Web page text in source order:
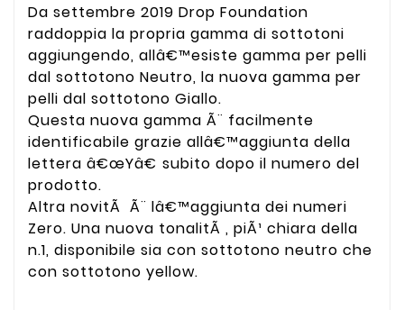
Da settembre 2019 Drop Foundation
raddoppia la propria gamma di sottotoni
aggiungendo, allâ€™esiste gamma per pelli
dal sottotono Neutro, la nuova gamma per
pelli dal sottotono Giallo.
Questa nuova gamma Ã¨ facilmente
identificabile grazie allâ€™aggiunta della
lettera â€œYâ€ subito dopo il numero del
prodotto.
Altra novitÃ Ã¨ lâ€™aggiunta dei numeri
Zero. Una nuova tonalitÃ , piÃ¹ chiara della
n.1, disponibile sia con sottotono neutro che
con sottotono yellow.